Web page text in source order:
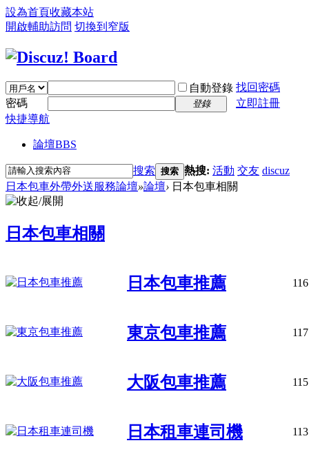
設為首頁收藏本站
開啟輔助訪問 切換到窄版
自動登錄 找回密碼
密碼
登錄
立即註冊
快捷導航
論壇BBS
搜索 搜索 熱搜: 活動 交友 discuz
日本包車外帶外送服務論壇»論壇› 日本包車相關
日本包車相關
日本包車推薦 116
東京包車推薦 117
大阪包車推薦 115
日本租車連司機 113